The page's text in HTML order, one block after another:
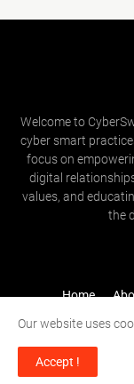
Welcome to
cyber smart
focus on
digital
values, and
the
Home
Term of Use
Our website uses
Accept !